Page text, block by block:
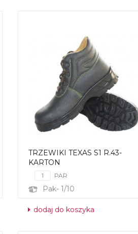
TRZEWIKI TEXAS S1 R.43-
KARTON
PAR
Pak- 1/10
dodaj do koszyka